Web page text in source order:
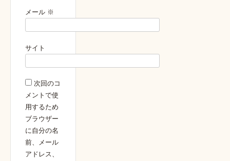
メール ※
サイト
次回のコ
メントで使
用するため
ブラウザー
に自分の名
前、メール
アドレス、